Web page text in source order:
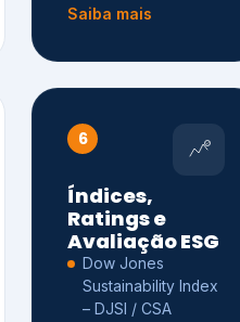
Saiba mais
6
Índices,
Ratings e
Avaliação ESG
Dow Jones
Sustainability Index
– DJSI / CSA